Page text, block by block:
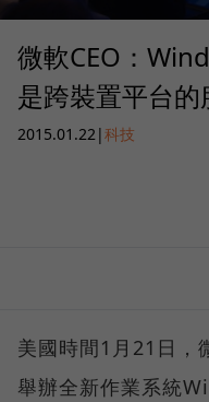
微軟CEO：
是跨裝置平台的
2015.01.22 |科技
美國時間1月21日，
舉辦全新作業系統